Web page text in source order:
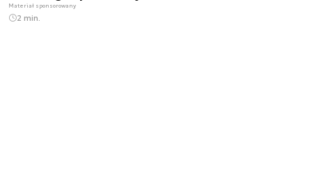
Materiał sponsorowany
2 min.